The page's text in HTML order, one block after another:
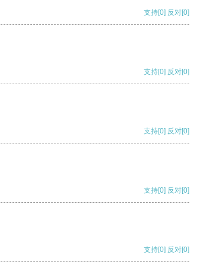
支持[0] 反对[0]
支持[0] 反对[0]
支持[0] 反对[0]
支持[0] 反对[0]
支持[0] 反对[0]